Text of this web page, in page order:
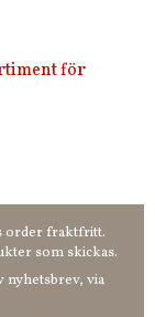
för
order fraktfritt.
som skickas.
nyhetsbrev, via